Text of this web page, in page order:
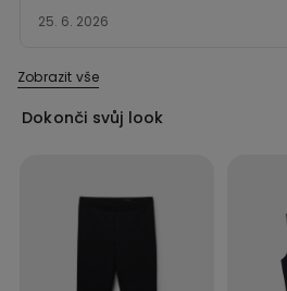
z 5
25. 6. 2026
Zobrazit vše
Dokonči svůj look